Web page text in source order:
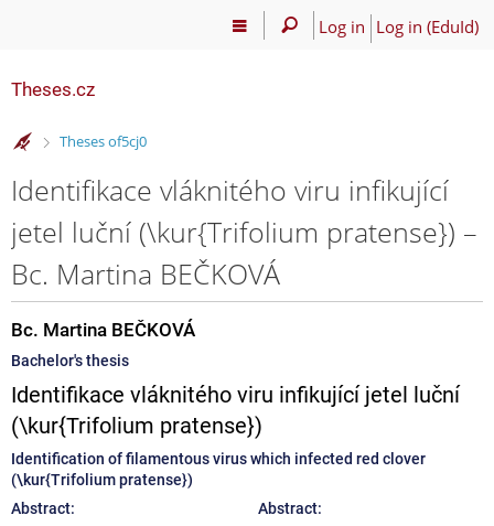
Log in Log in (EduId)
Theses.cz
>
Theses of5cj0
Identifikace vláknitého viru infikující
jetel luční (\kur{Trifolium pratense}) –
Bc. Martina BEČKOVÁ
Bc. Martina BEČKOVÁ
Bachelor's thesis
Identifikace vláknitého viru infikující jetel luční
(\kur{Trifolium pratense})
Identification of filamentous virus which infected red clover
(\kur{Trifolium pratense})
Abstract:
Abstract: